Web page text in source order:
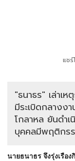
แช
"ธนาธร" เล่าเ
มีระเบิดกลางง
โกลาหล ยันดำเ
บุคคลมีพฤติกร
นายธนาธร จึงรุ่งเรือ